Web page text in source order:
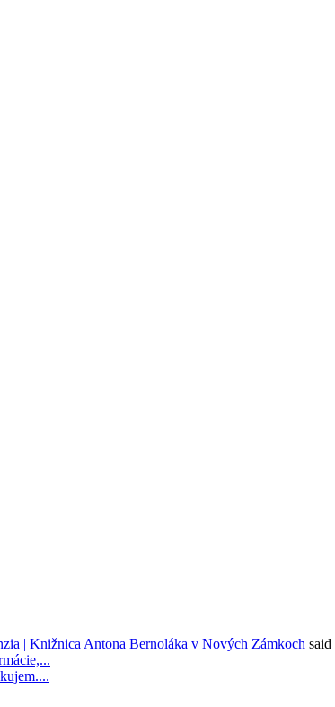
| Knižnica Antona Bernoláka v Nových Zámkoch said